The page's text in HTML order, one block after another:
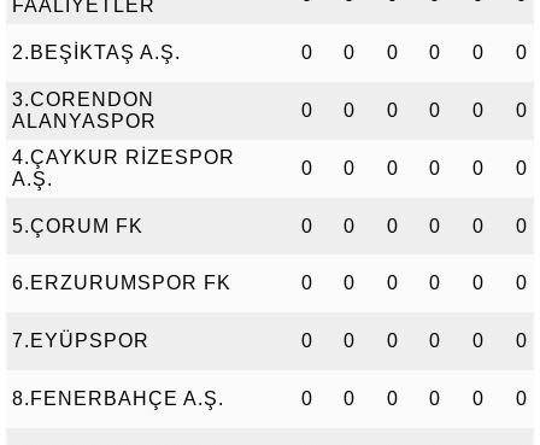
FAALİYETLER
2.BEŞİKTAŞ A.Ş. 0 0 0 0 0 0
3.CORENDON
ALANYASPOR
0 0 0 0 0 0
4.ÇAYKUR RİZESPOR
A.Ş.
0 0 0 0 0 0
5.ÇORUM FK 0 0 0 0 0 0
6.ERZURUMSPOR FK 0 0 0 0 0 0
7.EYÜPSPOR 0 0 0 0 0 0
8.FENERBAHÇE A.Ş. 0 0 0 0 0 0